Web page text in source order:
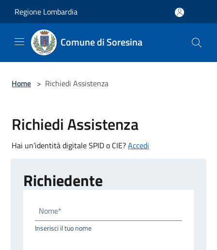
Regione Lombardia
Comune di Soresina
Home > Richiedi Assistenza
Richiedi Assistenza
Hai un’identità digitale SPID o CIE?Accedi
Richiedente
Nome*
Inserisci il tuo nome